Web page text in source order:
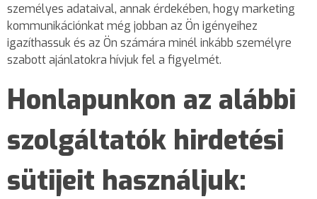
személyes adataival, annak érdekében, hogy marketing
kommunikációnkat még jobban az Ön igényeihez
igazíthassuk és az Ön számára minél inkább személyre
szabott ajánlatokra hívjuk fel a figyelmét.
Honlapunkon az alábbi
szolgáltatók hirdetési
sütijeit használjuk: